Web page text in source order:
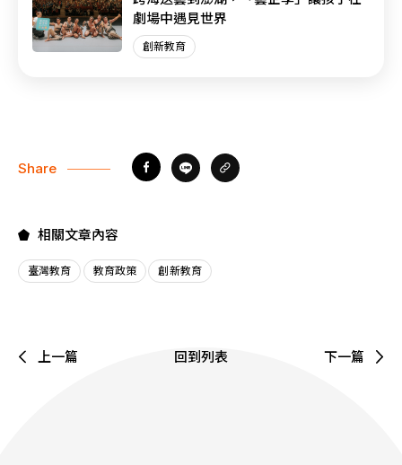
劇場中遇見世界
創新教育
Share
相關文章內容
臺灣教育 教育政策 創新教育
上一篇 回到列表 下一篇